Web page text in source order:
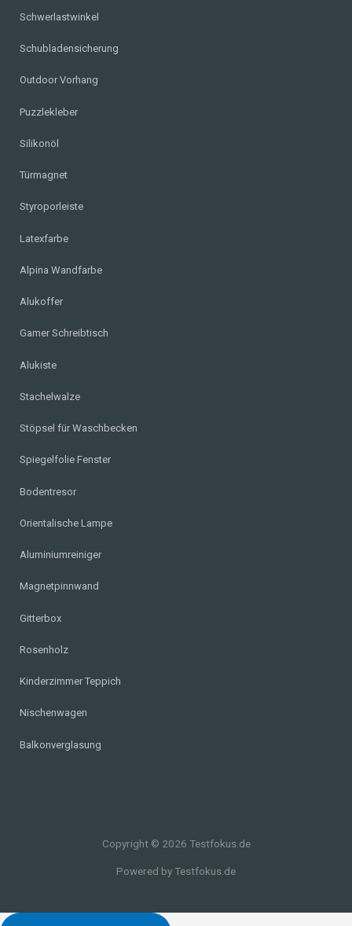
Schwerlastwinkel
Schubladensicherung
Outdoor Vorhang
Puzzlekleber
Silikonöl
Türmagnet
Styroporleiste
Latexfarbe
Alpina Wandfarbe
Alukoffer
Gamer Schreibtisch
Alukiste
Stachelwalze
Stöpsel für Waschbecken
Spiegelfolie Fenster
Bodentresor
Orientalische Lampe
Aluminiumreiniger
Magnetpinnwand
Gitterbox
Rosenholz
Kinderzimmer Teppich
Nischenwagen
Balkonverglasung
Copyright © 2026 Testfokus.de
Powered by Testfokus.de